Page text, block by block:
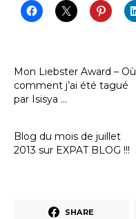
Mon Liebster Award – Où
comment j’ai été tagué
par Isisya …
Blog du mois de juillet
2013 sur EXPAT BLOG !!!
SHARE